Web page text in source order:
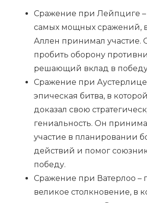
Сражение при Лейпциге –
самых мощных сражений,
Аллен принимал участие.
пробить оборону
решающий вклад в
Сражение при Аустерлице
эпическая битва, в
доказал свою
гениальность. Он
участие в планировании
действий и помог
победу.
Сражение при Ватерлоо –
великое столкновение, в